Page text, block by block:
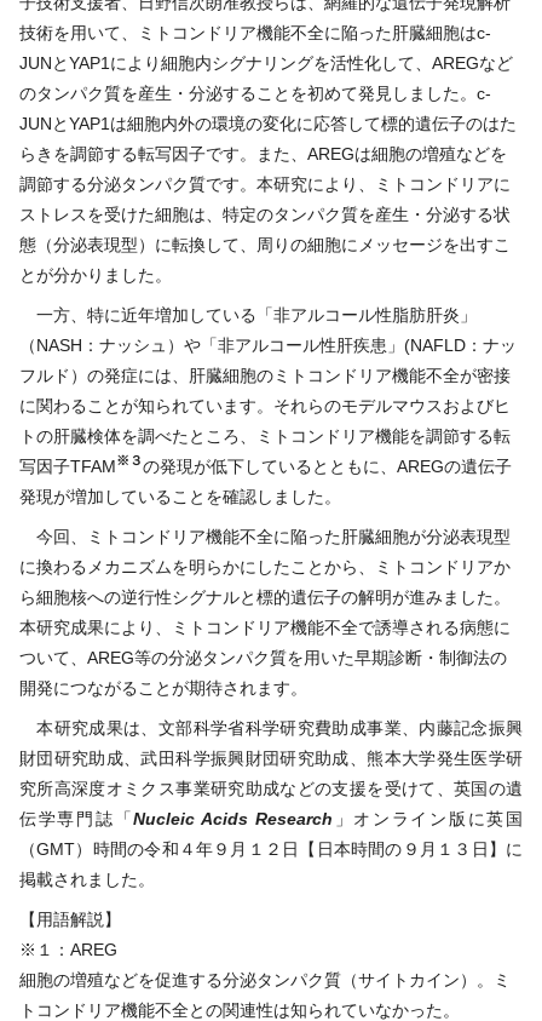
技術を用いて、ミトコンドリア機能不全に陥った肝臓細胞はc-
JUNとYAP1 により細胞内シグナリングを活性化して、 AREGなど
のタンパク質を産生・分泌することを初めて発見しました。 c-
JUNとYAP1 は細胞内外の環境の変化に応答して標的遺伝子のはた
らきを調節する転写因子です。また、 AREGは細胞の増殖などを
調節する分泌タンパク質です。本研究により、ミトコンドリアに
ストレスを受けた細胞は、特定のタンパク質を産生・分泌する状
態（分泌表現型）に転換して、周りの細胞にメッセージを出すこ
とが分かりました。
一方、特に近年増加している「非アルコール性脂肪肝炎」
（NASH ：ナッシュ）や「非アルコール性肝疾患」 (NAFLD ：ナッ
フルド）の発症には、肝臓細胞のミトコンドリア機能不全が密接
に関わることが知られています。それらのモデルマウスおよびヒ
トの肝臓検体を調べたところ、ミトコンドリア機能を調節する転
写因子TFAM※ ３の発現が低下しているとともに、 AREGの遺伝子
発現が増加していることを確認しました。
今回、ミトコンドリア機能不全に陥った肝臓細胞が分泌表現型
に換わるメカニズムを明らかにしたことから、ミトコンドリアか
ら細胞核への逆行性シグナルと標的遺伝子の解明が進みました。
本研究成果により、ミトコンドリア機能不全で誘導される病態に
ついて、 AREG等の分泌タンパク質を用いた早期診断・制御法の
開発につながることが期待されます。
本研究成果は、文部科学省科学研究費助成事業、内藤記念振興
財団研究助成、武田科学振興財団研究助成、熊本大学発生医学研
究所高深度オミクス事業研究助成などの支援を受けて、英国の遺
伝学専門誌「Nucleic Acids Research 」オンライン版に英国
（GMT）時間の令和４年９月１２日【日本時間の９月１３日】に
掲載されました。
【用語解説】
※１： AREG
細胞の増殖などを促進する分泌タンパク質（サイトカイン）。ミ
トコンドリア機能不全との関連性は知られていなかった。